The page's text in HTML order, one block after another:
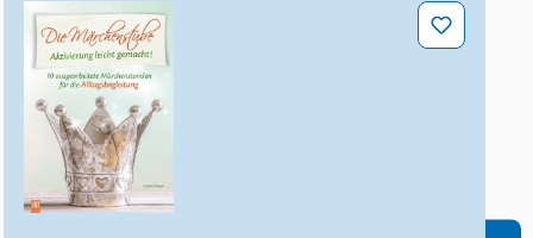
Die Märchenstube